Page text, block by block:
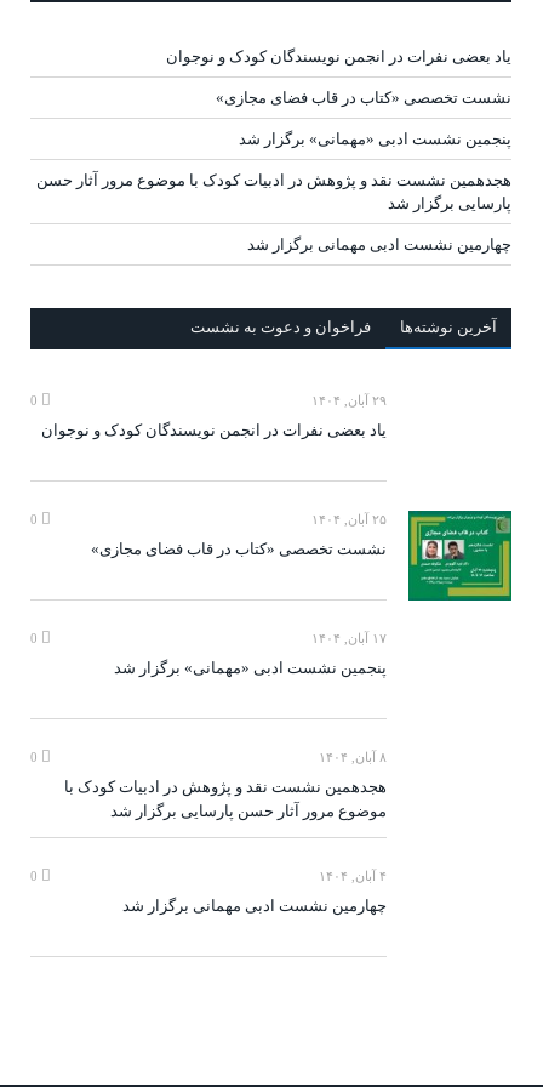
یاد بعضی نفرات در انجمن نویسندگان کودک و نوجوان
نشست تخصصی «کتاب در قاب فضای مجازی»
پنجمین نشست ادبی «مهمانی» برگزار شد
هجدهمین نشست نقد و پژوهش در ادبیات کودک با موضوع مرور آثار حسن
پارسایی برگزار شد
چهارمین نشست ادبی مهمانی برگزار شد
آخرين‌ نوشته‌ها فراخوان و دعوت به نشست
۲۹ آبان, ۱۴۰۴
یاد بعضی نفرات در انجمن نویسندگان کودک و نوجوان
۲۵ آبان, ۱۴۰۴
نشست تخصصی «کتاب در قاب فضای مجازی»
۱۷ آبان, ۱۴۰۴
پنجمین نشست ادبی «مهمانی» برگزار شد
۸ آبان, ۱۴۰۴
هجدهمین نشست نقد و پژوهش در ادبیات کودک با
موضوع مرور آثار حسن پارسایی برگزار شد
۴ آبان, ۱۴۰۴
چهارمین نشست ادبی مهمانی برگزار شد